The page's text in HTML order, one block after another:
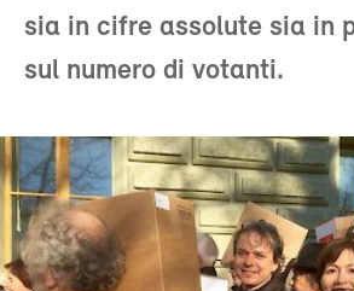
sia in cifre assolute sia in
sul numero di votanti.